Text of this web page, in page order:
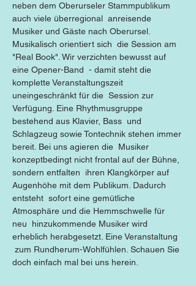
neben dem Oberurseler Stammpublikum
auch viele überregional  anreisende
Musiker und Gäste nach Oberursel.
Musikalisch orientiert sich  die Session am
"Real Book". Wir verzichten bewusst auf
eine Opener-Band  - damit steht die
komplette Veranstaltungszeit
uneingeschränkt für die  Session zur
Verfügung. Eine Rhythmusgruppe
bestehend aus Klavier, Bass  und
Schlagzeug sowie Tontechnik stehen immer
bereit. Bei uns agieren die  Musiker
konzeptbedingt nicht frontal auf der Bühne,
sondern entfalten  ihren Klangkörper auf
Augenhöhe mit dem Publikum. Dadurch
entsteht  sofort eine gemütliche
Atmosphäre und die Hemmschwelle für
neu  hinzukommende Musiker wird
erheblich herabgesetzt. Eine Veranstaltung
zum Rundherum-Wohlfühlen. Schauen Sie
doch einfach mal bei uns herein.